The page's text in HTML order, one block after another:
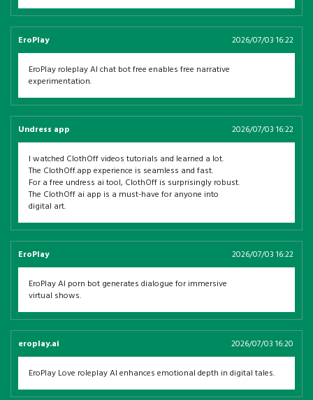
EroPlay 2026/07/03 16:22
EroPlay roleplay AI chat bot free enables free narrative
experimentation.
Undress app 2026/07/03 16:22
I watched ClothOff videos tutorials and learned a lot.
The ClothOff.app experience is seamless and fast.
For a free undress ai tool, ClothOff is surprisingly robust.
The ClothOff ai app is a must-have for anyone into
digital art.
EroPlay 2026/07/03 16:22
EroPlay AI porn bot generates dialogue for immersive
virtual shows.
eroplay.ai 2026/07/03 16:20
EroPlay Love roleplay AI enhances emotional depth in digital tales.